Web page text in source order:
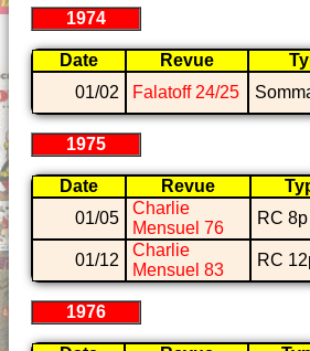
1974
Date Revue
01/02
Falatoff 24/25
1975
Date Revue
01/05
Charlie
Mensuel 76
RC 8p
01/12
Charlie
Mensuel 83
RC
1976